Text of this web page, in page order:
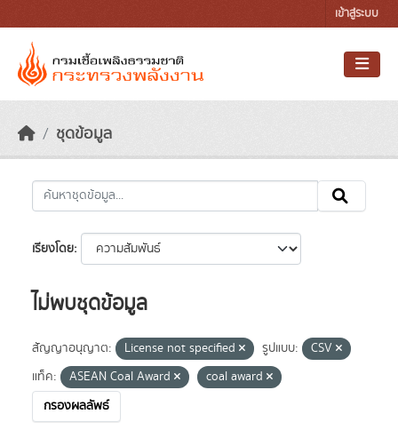
เข้าสู่ระบบ
ชุดข้อมูล
เรียงโดย
ไม่พบชุดข้อมูล
สัญญาอนุญาต: License not specified รูปแบบ:
CSV
แท็ค:
ASEAN Coal Award
coal award
กรองผลลัพธ์